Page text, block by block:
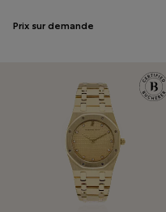
Prix sur demande